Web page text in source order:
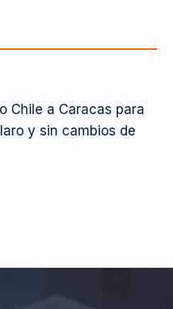
Chile a Caracas para
y sin cambios de